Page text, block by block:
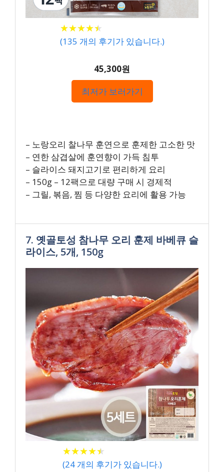
★★★★★
★★★★★
(135 개의 후기가 있습니다.)
45,300원
최저가 보러가기
– 노랑오리 찰나무 훈연으로 훈제한 고소한 맛
– 연한 삼겹살에 훈연향이 가득 침투
– 슬라이스 돼지고기로 편리하게 요리
– 150g – 12팩으로 대량 구매 시 경제적
– 그릴, 볶음, 찜 등 다양한 요리에 활용 가능
7. 옛골토성 참나무 오리 훈제 바베큐 슬
라이스, 5개, 150g
★★★★★
★★★★★
(24개의 후기가 있습니다.)